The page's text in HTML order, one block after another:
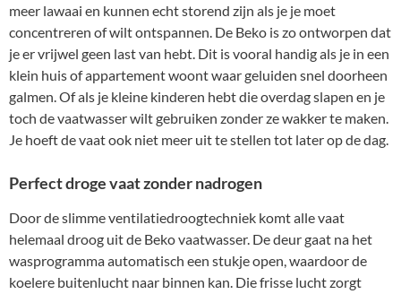
meer lawaai en kunnen echt storend zijn als je je moet
concentreren of wilt ontspannen. De Beko is zo ontworpen dat
je er vrijwel geen last van hebt. Dit is vooral handig als je in een
klein huis of appartement woont waar geluiden snel doorheen
galmen. Of als je kleine kinderen hebt die overdag slapen en je
toch de vaatwasser wilt gebruiken zonder ze wakker te maken.
Je hoeft de vaat ook niet meer uit te stellen tot later op de dag.
Perfect droge vaat zonder nadrogen
Door de slimme ventilatiedroogtechniek komt alle vaat
helemaal droog uit de Beko vaatwasser. De deur gaat na het
wasprogramma automatisch een stukje open, waardoor de
koelere buitenlucht naar binnen kan. Die frisse lucht zorgt